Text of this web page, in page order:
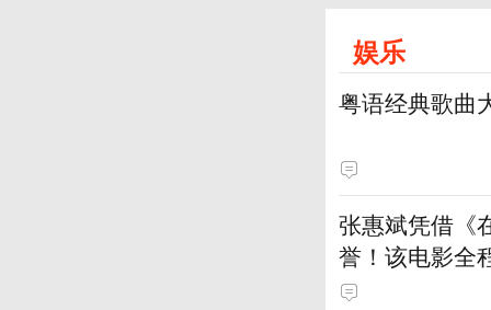
娱乐
粤语经典歌曲
张惠斌凭借《
誉！该电影全
土演员